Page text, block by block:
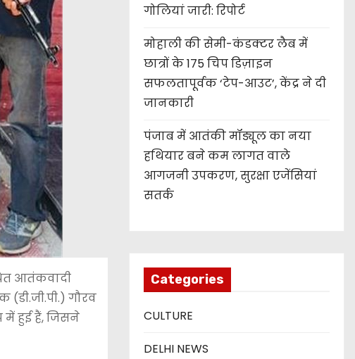
आतंकवादी
गौरव
में हुई हैं, जिसने
गोलियां जारी: रिपोर्ट
मोहाली की सेमी-कंडक्टर लैब में
छात्रों के 175 चिप डिज़ाइन
सफलतापूर्वक ‘टेप-आउट’, केंद्र ने दी
जानकारी
पंजाब में आतंकी मॉड्यूल का नया
हथियार बने कम लागत वाले
आगजनी उपकरण, सुरक्षा एजेंसियां
सतर्क
Categories
CULTURE
DELHI NEWS